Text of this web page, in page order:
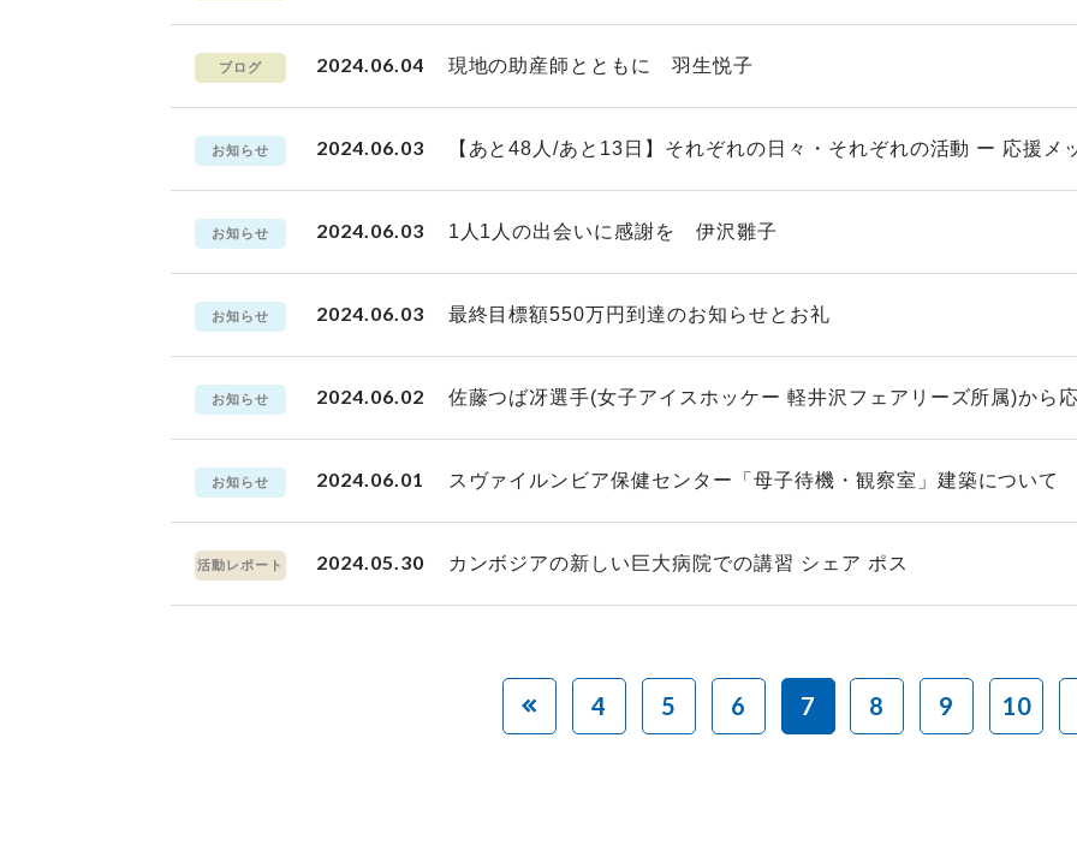
ブログ 2024.06.04 現地の助産師とともに 羽生悦子
お知らせ 2024.06.03 【あと48人/あと13日】それぞれの日々・それぞれの活動 ー 応援メ
お知らせ 2024.06.03 1人1人の出会いに感謝を 伊沢雛子
お知らせ 2024.06.03 最終目標額550万円到達のお知らせとお礼
お知らせ 2024.06.02 佐藤つば冴選手(女子アイスホッケー 軽井沢フェアリーズ所属)から
お知らせ 2024.06.01 スヴァイルンビア保健センター「母子待機・観察室」建築について
活動レポート 2024.05.30 カンボジアの新しい巨大病院での講習 シェア ポス
4 5 6 7 8 9 10